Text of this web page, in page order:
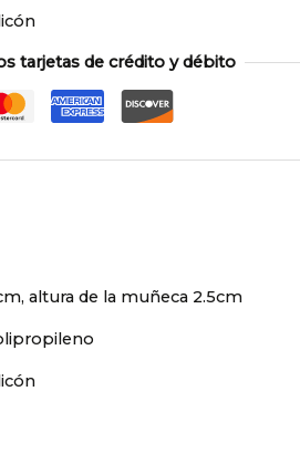
tarjetas de crédito y débito
altura de la muñeca 2.5cm